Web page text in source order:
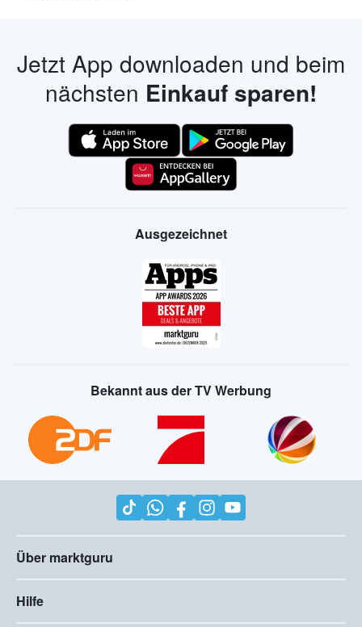
Jetzt App downloaden und beim
nächsten Einkauf sparen!
Ausgezeichnet
Bekannt aus der TV Werbung
Über marktguru
Hilfe